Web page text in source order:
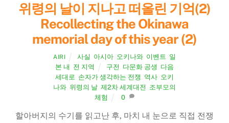
위령의 날이 지나고 떠올린 기억(2)
Recollecting the Okinawa
memorial day of this year (2)
AIRI 사실 아시아, 오키나와, 이벤트 일
본 내 전 지역 구전 다문화 공생 다음
세대로 손자가 생각하는 전쟁 역사 오키
나와 위령의 날 제2차 세계대전 조부모의
체험
0
할아버지의 수기를 읽고난 후, 마치 내 눈으로 직접 전쟁